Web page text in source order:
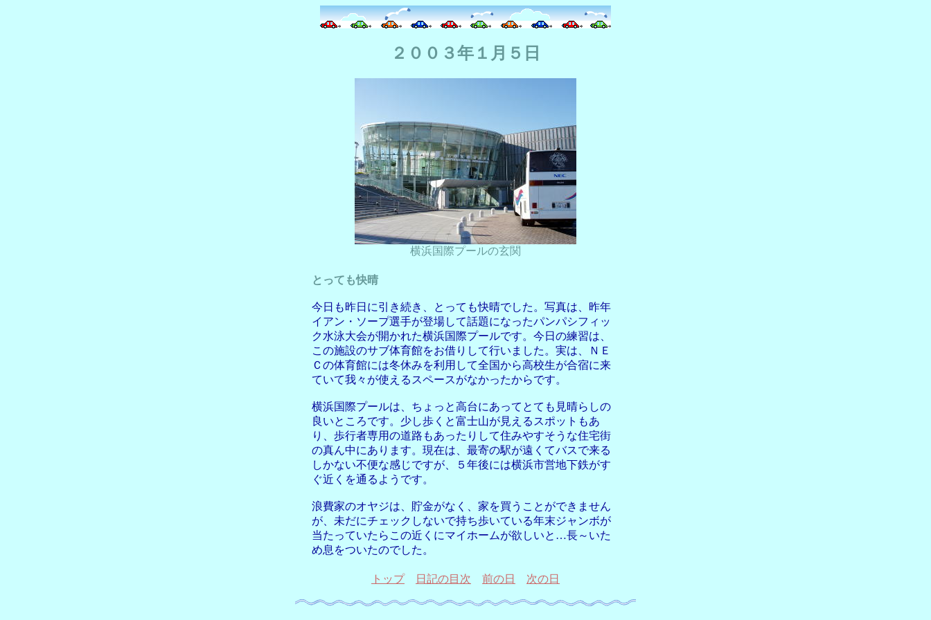
２００３年１月５日
横浜国際プールの玄関
とっても快晴
今日も昨日に引き続き、とっても快晴でした。写真は、昨年
イアン・ソープ選手が登場して話題になったパンパシフィッ
ク水泳大会が開かれた横浜国際プールです。今日の練習は、
この施設のサブ体育館をお借りして行いました。実は、ＮＥ
Ｃの体育館には冬休みを利用して全国から高校生が合宿に来
ていて我々が使えるスペースがなかったからです。
横浜国際プールは、ちょっと高台にあってとても見晴らしの
良いところです。少し歩くと富士山が見えるスポットもあ
り、歩行者専用の道路もあったりして住みやすそうな住宅街
の真ん中にあります。現在は、最寄の駅が遠くてバスで来る
しかない不便な感じですが、５年後には横浜市営地下鉄がす
ぐ近くを通るようです。
浪費家のオヤジは、貯金がなく、家を買うことができません
が、未だにチェックしないで持ち歩いている年末ジャンボが
当たっていたらこの近くにマイホームが欲しいと…長～いた
め息をついたのでした。
トップ 日記の目次 前の日 次の日